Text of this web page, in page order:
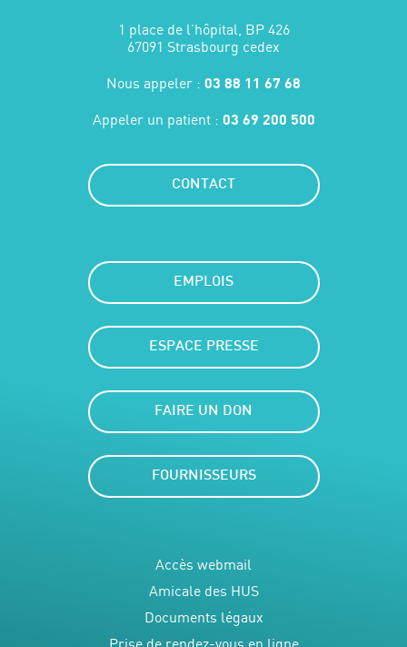
1 place de l'hôpital, BP 426
67091 Strasbourg cedex
Nous appeler : 03 88 11 67 68
Appeler un patient : 03 69 200 500
CONTACT
EMPLOIS
ESPACE PRESSE
FAIRE UN DON
FOURNISSEURS
Accès webmail
Amicale des HUS
Documents légaux
Prise de rendez-vous en ligne